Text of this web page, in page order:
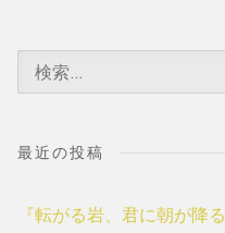
最近の投稿
『転がる岩、君に朝が